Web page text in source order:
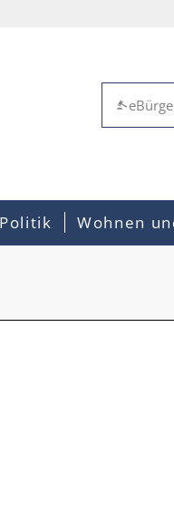
Wohnen